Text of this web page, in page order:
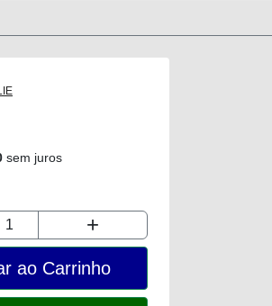
sem juros
+
ao Carrinho